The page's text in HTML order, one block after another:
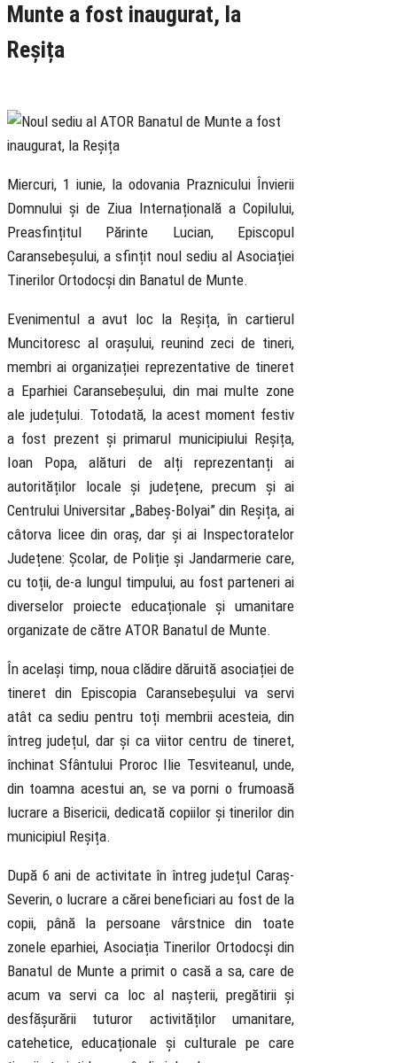
Munte a fost inaugurat, la
Reșița
Miercuri, 1 iunie, la odovania Praznicului Învierii
Domnului și de Ziua Internațională a Copilului,
Preasfințitul Părinte Lucian, Episcopul
Caransebeșului, a sfințit noul sediu al Asociației
Tinerilor Ortodocși din Banatul de Munte.
Evenimentul a avut loc la Reșița, în cartierul
Muncitoresc al orașului, reunind zeci de tineri,
membri ai organizației reprezentative de tineret
a Eparhiei Caransebeșului, din mai multe zone
ale județului. Totodată, la acest moment festiv
a fost prezent și primarul municipiului Reșița,
Ioan Popa, alături de alți reprezentanți ai
autorităților locale și județene, precum și ai
Centrului Universitar „Babeș-Bolyai” din Reșița, ai
câtorva licee din oraș, dar și ai Inspectoratelor
Județene: Școlar, de Poliție și Jandarmerie care,
cu toții, de-a lungul timpului, au fost parteneri ai
diverselor proiecte educaționale și umanitare
organizate de către ATOR Banatul de Munte.
În același timp, noua clădire dăruită asociației de
tineret din Episcopia Caransebeșului va servi
atât ca sediu pentru toți membrii acesteia, din
întreg județul, dar și ca viitor centru de tineret,
închinat Sfântului Proroc Ilie Tesviteanul, unde,
din toamna acestui an, se va porni o frumoasă
lucrare a Bisericii, dedicată copiilor și tinerilor din
municipiul Reșița.
După 6 ani de activitate în întreg județul Caraș-
Severin, o lucrare a cărei beneficiari au fost de la
copii, până la persoane vârstnice din toate
zonele eparhiei, Asociația Tinerilor Ortodocși din
Banatul de Munte a primit o casă a sa, care de
acum va servi ca loc al nașterii, pregătirii și
desfășurării tuturor activităților umanitare,
catehetice, educaționale și culturale pe care